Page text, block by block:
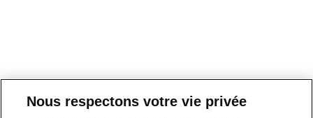
Nous respectons votre vie privée